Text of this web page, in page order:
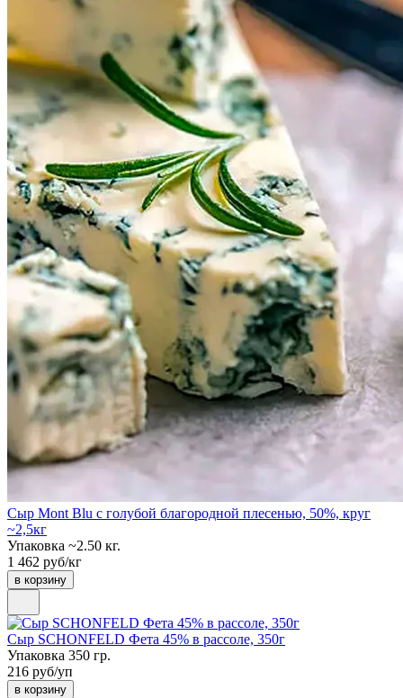
Сыр Mont Blu с голубой благородной плесенью, 50%, круг
~2,5кг
Упаковка ~2.50 кг.
1 462 руб/кг
в корзину
Сыр SCHONFELD Фета 45% в рассоле, 350г
Упаковка 350 гр.
216 руб/уп
в корзину